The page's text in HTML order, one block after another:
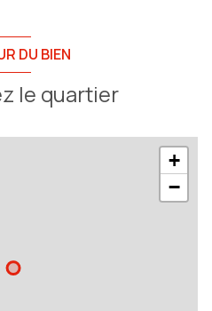
DU BIEN
le quartier
+
−